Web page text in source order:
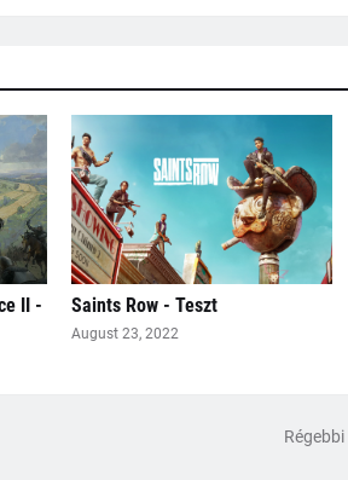
II -
Saints Row - Teszt
August 23, 2022
Régebbi